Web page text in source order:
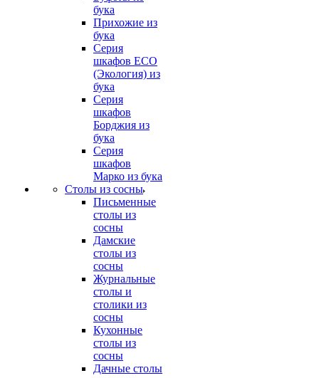
бука
Прихожие из
бука
Серия
шкафов ECO
(Экология) из
бука
Серия
шкафов
Борджия из
бука
Серия
шкафов
Марко из бука
Столы из сосны
Письменные
столы из
сосны
Дамские
столы из
сосны
Журнальные
столы и
столики из
сосны
Кухонные
столы из
сосны
Дачные столы